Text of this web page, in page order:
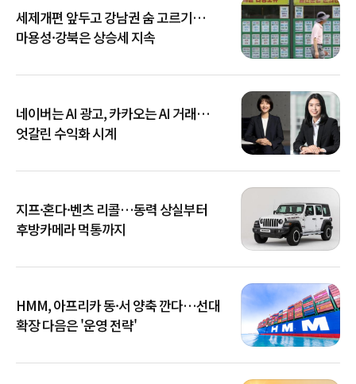
세제개편 앞두고 강남권 숨 고르기…
마용성·강북은 상승세 지속
네이버는 AI 광고, 카카오는 AI 거래…
엇갈린 수익화 시계
지프·혼다·벤츠 리콜…동력 상실부터
후방카메라 먹통까지
HMM, 아프리카 동·서 양축 깐다…선대
확장 다음은 '운영 전략'